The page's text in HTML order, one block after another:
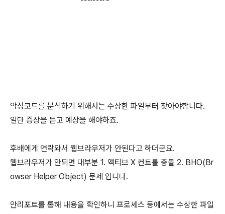
악성코드를 분석하기 위해서는 수상한 파일부터 찾아야합니다.
일단 증상을 듣고 예상을 해야하죠.
후배에게 연락와서 웹브라우저가 안된다고 하더군요.
웹브라우저가 안되면 대부분 1. 액티브 X 컨트롤 충돌 2. BHO(Br
owser Helper Object) 문제 입니다.
안리포트를 통해 내용을 확인하니 프로세스 등에서는 수상한 파일